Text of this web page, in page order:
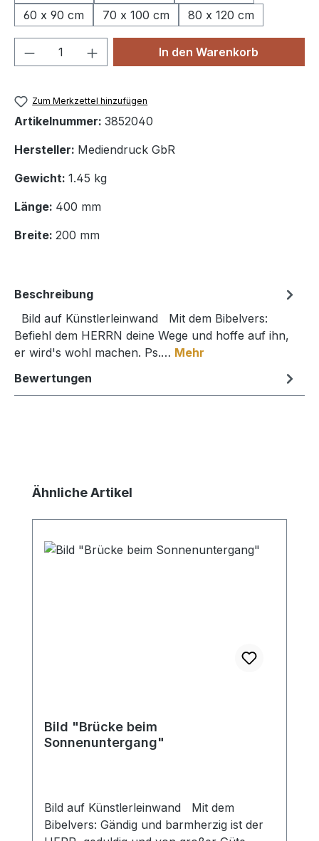
60 x 90 cm
70 x 100 cm 80 x 120 cm
Produkt Anzahl: Gib denIn den Warenkorb
Zum Merkzettel hinzufügen
Artikelnummer: 3852040
Hersteller: Mediendruck GbR
Gewicht: 1.45 kg
Länge: 400 mm
Breite: 200 mm
Beschreibung
Bild auf Künstlerleinwand Mit dem Bibelvers:
Befiehl dem HERRN deine Wege und hoffe auf ihn,
er wird's wohl machen. Ps.… Mehr
Bewertungen
Produktgalerie überspringen
Ähnliche Artikel
Bild "Brücke beim
Sonnenuntergang"
Bild auf Künstlerleinwand Mit dem
Bibelvers: Gändig und barmherzig ist der